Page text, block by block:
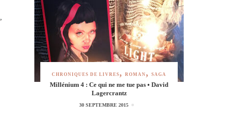
,
CHRONIQUES DE LIVRES ROMAN SAGA
Millénium 4 : Ce qui ne me tue pas • David
Lagercrantz
30 SEPTEMBRE 2015